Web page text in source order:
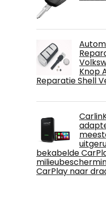
Knop
Reparatie Shell
bekabelde
CarPlay naar